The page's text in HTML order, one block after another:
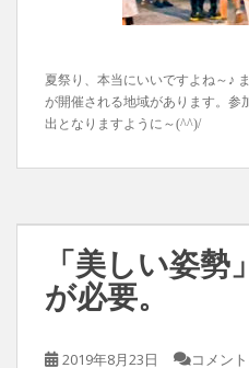
夏祭り、本当にいいですよね～♪
が開催される地域があります。参
出となりますように～(^^)/
「美しい姿勢
が必要。
2019年8月23日 コメン